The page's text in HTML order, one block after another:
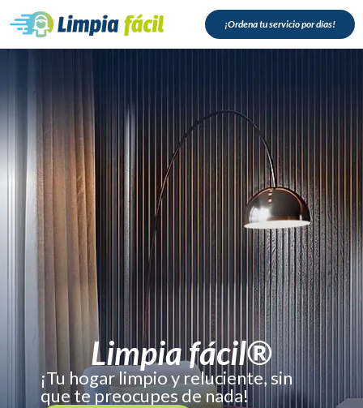
¡Ordena tu servicio por días!
Limpia fácil®
¡Tu hogar limpio y reluciente, sin
que te preocupes de nada!